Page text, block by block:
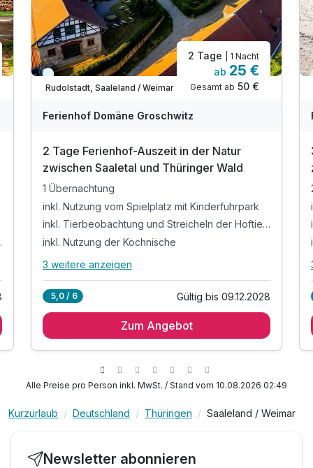
Immer verfügbar
Rudolstadt, Saaleland / Weimar
2 Tage | 1 Nacht
ab 25 €
Gesamt ab 50 €
Ferienhof Domäne Groschwitz
2 Tage Ferienhof-Auszeit in der Natur
zwischen Saaletal und Thüringer Wald
1 Übernachtung
inkl. Nutzung vom Spielplatz mit Kinderfuhrpark
inkl. Tierbeobachtung und Streicheln der Hoftiere
inkl. Nutzung der Kochnische
Alle Inklusivleistungen
inkl. Nutzung vom Spielplatz mit Kinderfuhrpark
inkl. Nutzung der Kochnische
inkl. Außenparkplatz
3 weitere anzeigen
5,0 / 6 Gültig bis 09.12.2028
Zum Angebot
Alle Preise pro Person inkl. MwSt. / Stand vom 10.08.2026 02:49
Kurzurlaub Deutschland Thüringen Saaleland / Weimar
Newsletter abonnieren